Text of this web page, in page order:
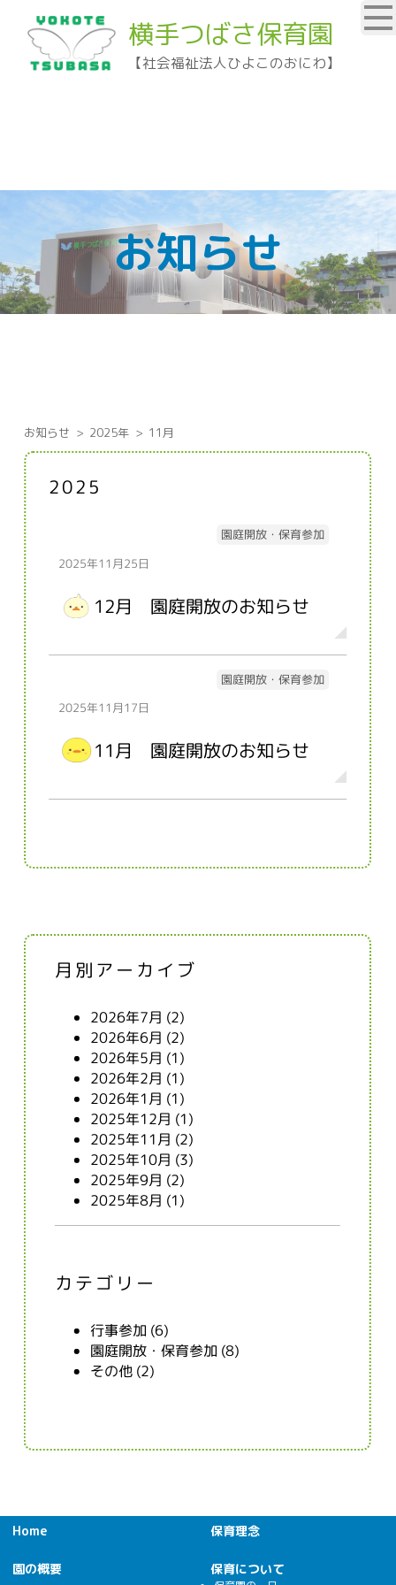
横手つばさ保育園
【社会福祉法人ひよこのおにわ】
お知らせ
お知らせ 2025年 11月
2025
園庭開放・保育参加
2025年11月25日
12月 園庭開放のお知らせ
園庭開放・保育参加
2025年11月17日
11月 園庭開放のお知らせ
月別アーカイブ
2026年7月 (2)
2026年6月 (2)
2026年5月 (1)
2026年2月 (1)
2026年1月 (1)
2025年12月 (1)
2025年11月 (2)
2025年10月 (3)
2025年9月 (2)
2025年8月 (1)
カテゴリー
行事参加 (6)
園庭開放・保育参加 (8)
その他 (2)
Home 保育理念
園の概要 保育について